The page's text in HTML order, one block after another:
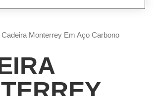
Cadeira Monterrey Em Aço Carbono